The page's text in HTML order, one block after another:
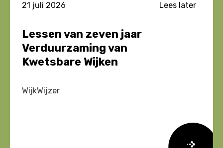
21 juli 2026 Lees later
Lessen van zeven jaar
Verduurzaming van
Kwetsbare Wijken
WijkWijzer